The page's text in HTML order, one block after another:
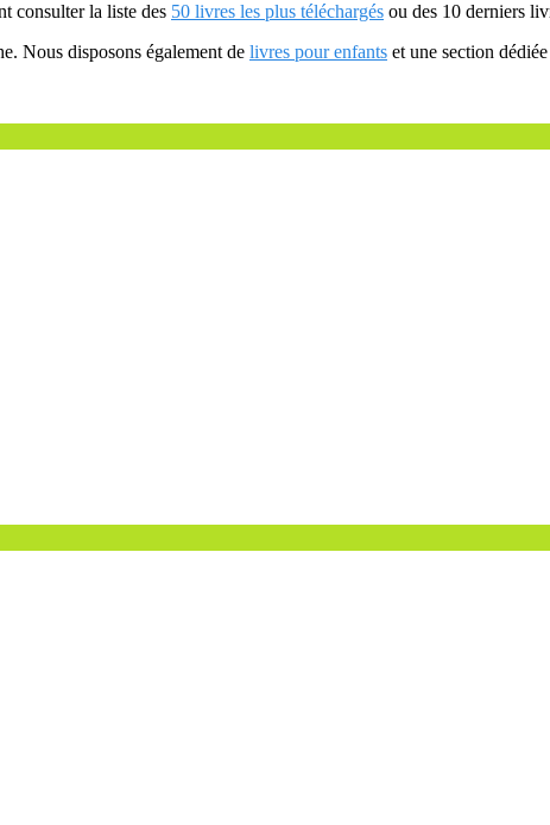
consulter la liste des 50 livres les plus téléchargés ou des 10 derniers
Nous disposons également de livres pour enfants et une section